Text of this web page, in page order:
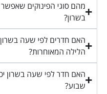
מהם סוגי הפינוקים
בשרון?
האם חדרים לפי שעה
הלילה המאוחרות?
האם חדר לפי שעה בשרון
שבוע?